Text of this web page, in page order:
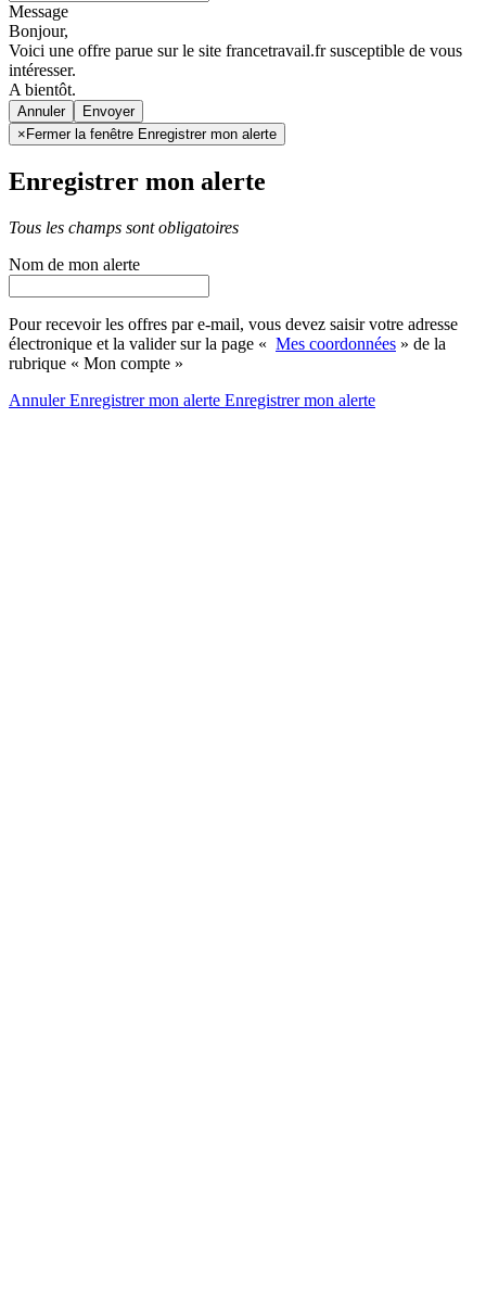
Message
Bonjour,
Voici une offre parue sur le site francetravail.fr susceptible de vous
intéresser.
A bientôt.
Annuler
× Fermer la fenêtre Enregistrer mon alerte
Enregistrer mon alerte
Tous les champs sont obligatoires
Nom de mon alerte
Pour recevoir les offres par e-mail, vous devez saisir votre adresse
électronique et la valider sur la page « Mes coordonnées » de la
rubrique « Mon compte »
AnnulerEnregistrer mon alerte Enregistrermon alerte